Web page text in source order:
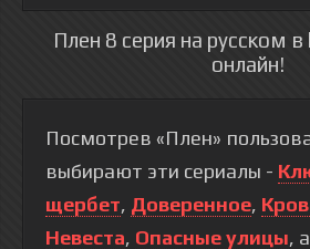
Плен 8 серия на русском
онлайн!
Посмотрев «Плен»
выбирают эти сериалы -
щербет, Доверенное,
Невеста, Опасные улицы,